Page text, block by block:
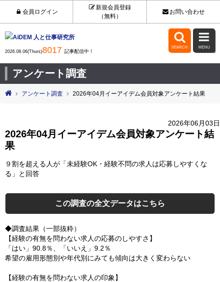
会員ログイン
新規会員登録
（無料）
お問い合わせ
2026.08.06(Thurs)8017 記事配信中！

SEARCH

MENU
アンケート調査
アンケート調査 2026年04月イーアイデム会員対象アンケート結果
2026年06月03日
2026年04月イーアイデム会員対象アンケート結
果
９割を超える人が「未経験OK・経験不問の求人は応募しやすくな
る」と回答
この調査の全文データはこちら
◆調査結果（一部抜粋）
【経験の有無を問わない求人の応募のしやすさ】
「はい」90.8％、「いいえ」9.2％
希望の雇用形態別や年代別にみても傾向は大きく変わらない
【経験の有無を問わない求人の印象】